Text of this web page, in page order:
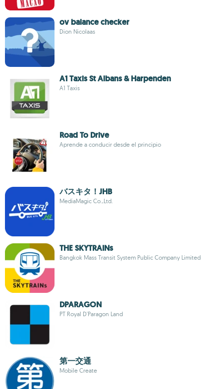
ov balance checker
Dion Nicolaas
A1 Taxis St Albans & Harpenden
A1 Taxis
Road To Drive
Aprende a conducir desde el principio
バスキタ！JHB
MediaMagic Co.,Ltd.
THE SKYTRAINs
Bangkok Mass Transit System Public Company Limited
DPARAGON
PT Royal D'Paragon Land
第一交通
Mobile Create